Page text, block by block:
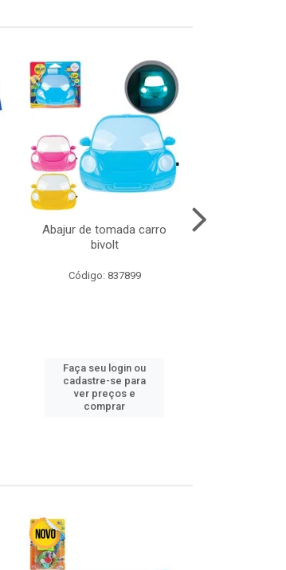
Abajur de tomada carro
bivolt
Código: 837899
Faça seu login ou
cadastre-se para
ver preços e
comprar